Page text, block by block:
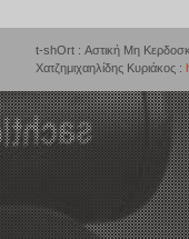
t-shOrt : Αστική Μη
Χατζημιχαηλίδης Κυριάκος :